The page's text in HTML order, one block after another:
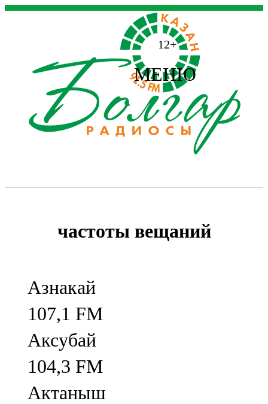
12+
МЕНЮ
частоты вещаний
Азнакай
107,1 FM
Аксубай
104,3 FM
Актаныш